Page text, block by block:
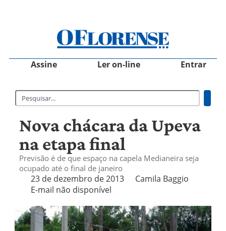
Assine Ler on-line Entrar
Nova chácara da Upeva
na etapa final
Previsão é de que espaço na capela Medianeira seja
ocupado até o final de janeiro
23 de dezembro de 2013
Camila Baggio
E-mail não disponível